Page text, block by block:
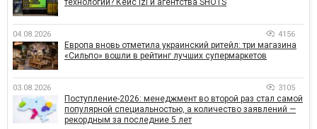
04.08.2026 4156
Европа вновь отметила украинский ритейл: три магазина
«Сильпо» вошли в рейтинг лучших супермаркетов
03.08.2026 3105
Поступление-2026: менеджмент во второй раз стал самой
популярной специальностью, а количество заявлений —
рекордным за последние 5 лет